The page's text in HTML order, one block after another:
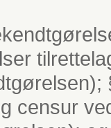
censur